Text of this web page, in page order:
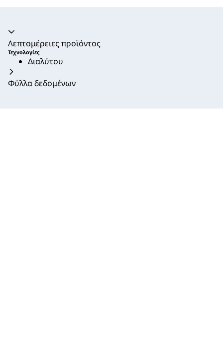
Ακορντεόν καταρρεύσει
Λεπτομέρειες προϊόντος
Τεχνολογίες
Διαλύτου
Φύλλα δεδομένων